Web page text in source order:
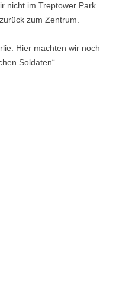
nicht im Treptower Park
zum Zentrum.
Hier machten wir noch
Soldaten“ .